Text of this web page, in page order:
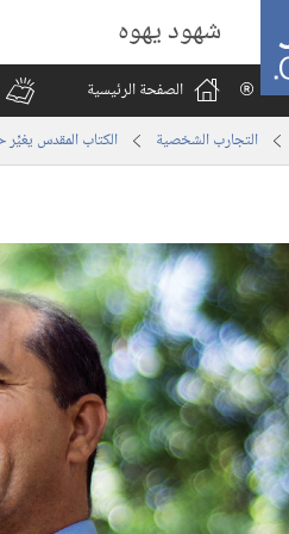
شهود يهوه
الصفحة الرئيسية
التجارب الشخصية الكتاب المقدس يغيِّر